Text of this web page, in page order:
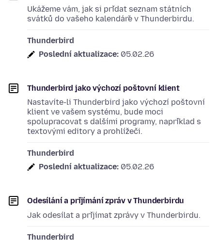
Ukážeme vám, jak si přidat seznam státních
svátků do vašeho kalendáře v Thunderbirdu.
Thunderbird
Poslední aktualizace: 05.02.26
Thunderbird jako výchozí poštovní klient
Nastavíte-li Thunderbird jako výchozí poštovní
klient ve vašem systému, bude moci
spolupracovat s dalšími programy, například s
textovými editory a prohlížeči.
Thunderbird
Poslední aktualizace: 05.02.26
Odesílání a přijímání zpráv v Thunderbirdu
Jak odesílat a přijímat zprávy v Thunderbirdu.
Thunderbird